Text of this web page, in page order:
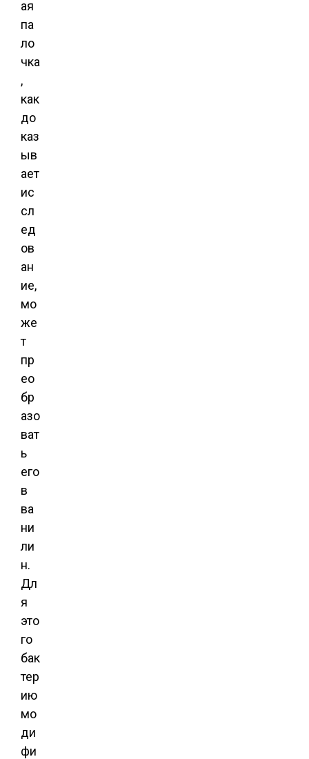
ая
па
ло
чка
,
как
до
каз
ыв
ает
ис
сл
ед
ов
ан
ие,
мо
же
т
пр
ео
бр
азо
ват
ь
его
в
ва
ни
ли
н.
Дл
я
это
го
бак
тер
ию
мо
ди
фи